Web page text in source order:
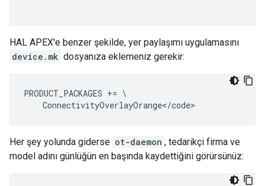
HAL APEX'e benzer şekilde, yer paylaşımı uygulamasını
device.mk dosyanıza eklemeniz gerekir:
PRODUCT_PACKAGES += \
Her şey yolunda giderse ot-daemon , tedarikçi firma ve
model adını günlüğün en başında kaydettiğini görürsünüz: